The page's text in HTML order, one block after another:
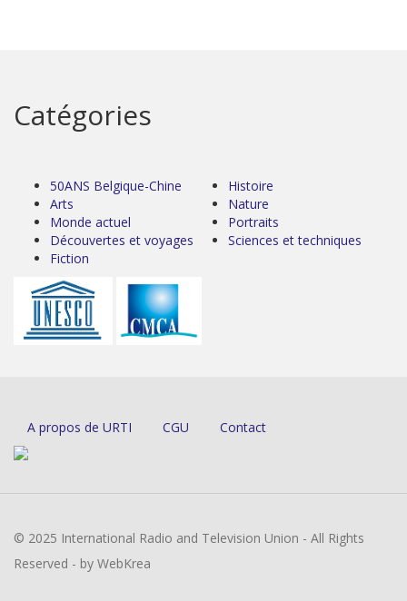
Catégories
50ANS Belgique-Chine
Arts
Monde actuel
Découvertes et voyages
Fiction
Histoire
Nature
Portraits
Sciences et techniques
A propos de URTI CGU Contact
© 2025 International Radio and Television Union - All Rights
Reserved - by WebKrea